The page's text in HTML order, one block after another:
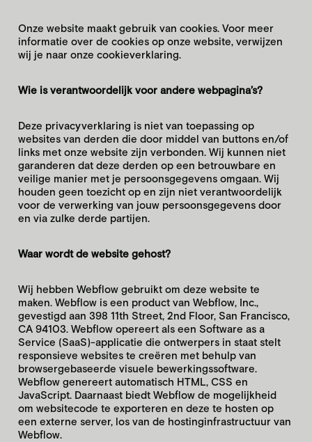
Onze website maakt gebruik van cookies. Voor meer
informatie over de cookies op onze website, verwijzen
wij je naar onze cookieverklaring.
Wie is verantwoordelijk voor andere webpagina’s?
Deze privacyverklaring is niet van toepassing op
websites van derden die door middel van buttons en/of
links met onze website zijn verbonden. Wij kunnen niet
garanderen dat deze derden op een betrouwbare en
veilige manier met je persoonsgegevens omgaan. Wij
houden geen toezicht op en zijn niet verantwoordelijk
voor de verwerking van jouw persoonsgegevens door
en via zulke derde partijen.
Waar wordt de website gehost?
Wij hebben Webflow gebruikt om deze website te
maken. Webflow is een product van Webflow, Inc.,
gevestigd aan 398 11th Street, 2nd Floor, San Francisco,
CA 94103. Webflow opereert als een Software as a
Service (SaaS)-applicatie die ontwerpers in staat stelt
responsieve websites te creëren met behulp van
browsergebaseerde visuele bewerkingssoftware.
Webflow genereert automatisch HTML, CSS en
JavaScript. Daarnaast biedt Webflow de mogelijkheid
om websitecode te exporteren en deze te hosten op
een externe server, los van de hostinginfrastructuur van
Webflow.